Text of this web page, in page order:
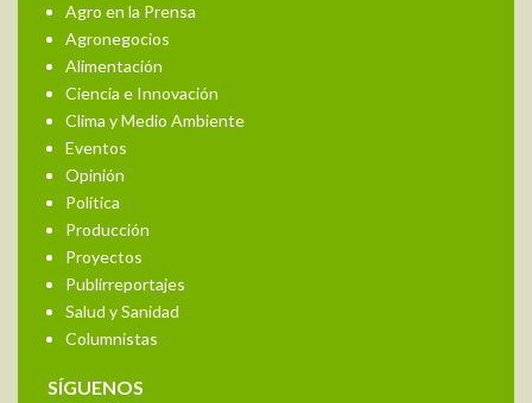
Agro en la Prensa
Agronegocios
Alimentación
Ciencia e Innovación
Clima y Medio Ambiente
Eventos
Opinión
Política
Producción
Proyectos
Publirreportajes
Salud y Sanidad
Columnistas
SÍGUENOS